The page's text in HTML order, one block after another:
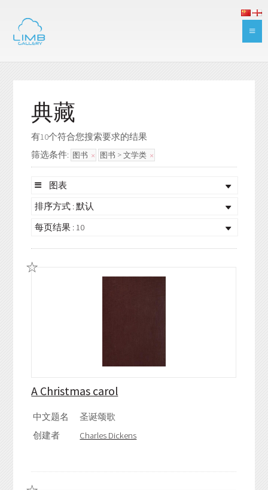
典藏
有10个符合您搜索要求的结果
筛选条件: 图书 图书 > 文学类
图表
排序方式 : 默认
每页结果 : 10
A Christmas carol
中文题名
圣诞颂歌
创建者
Charles Dickens